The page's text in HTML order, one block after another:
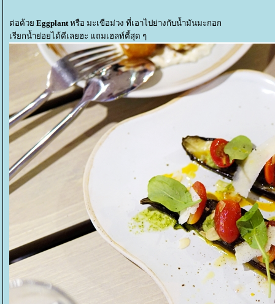
ต่อด้ว Eggplant หรือ มะเขือม่วง ที่เอาไปย่างกับน้ำมันมะกอก
เรียกน้ำย่อยได้ดีเลยฮะ แถมเฮลท์ตี้สุด ๆ